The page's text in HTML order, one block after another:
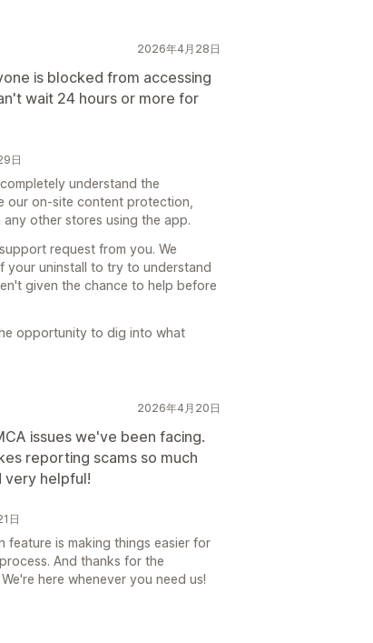
2026年4月28日
is blocked from accessing
wait 24 hours or more for
日
understand the
our on-site content protection,
other stores using the app.
request from you. We
your uninstall to try to understand
given the chance to help before
opportunity to dig into what
2026年4月20日
issues we've been facing.
reporting scams so much
very helpful!
日
feature is making things easier for
And thanks for the
here whenever you need us!